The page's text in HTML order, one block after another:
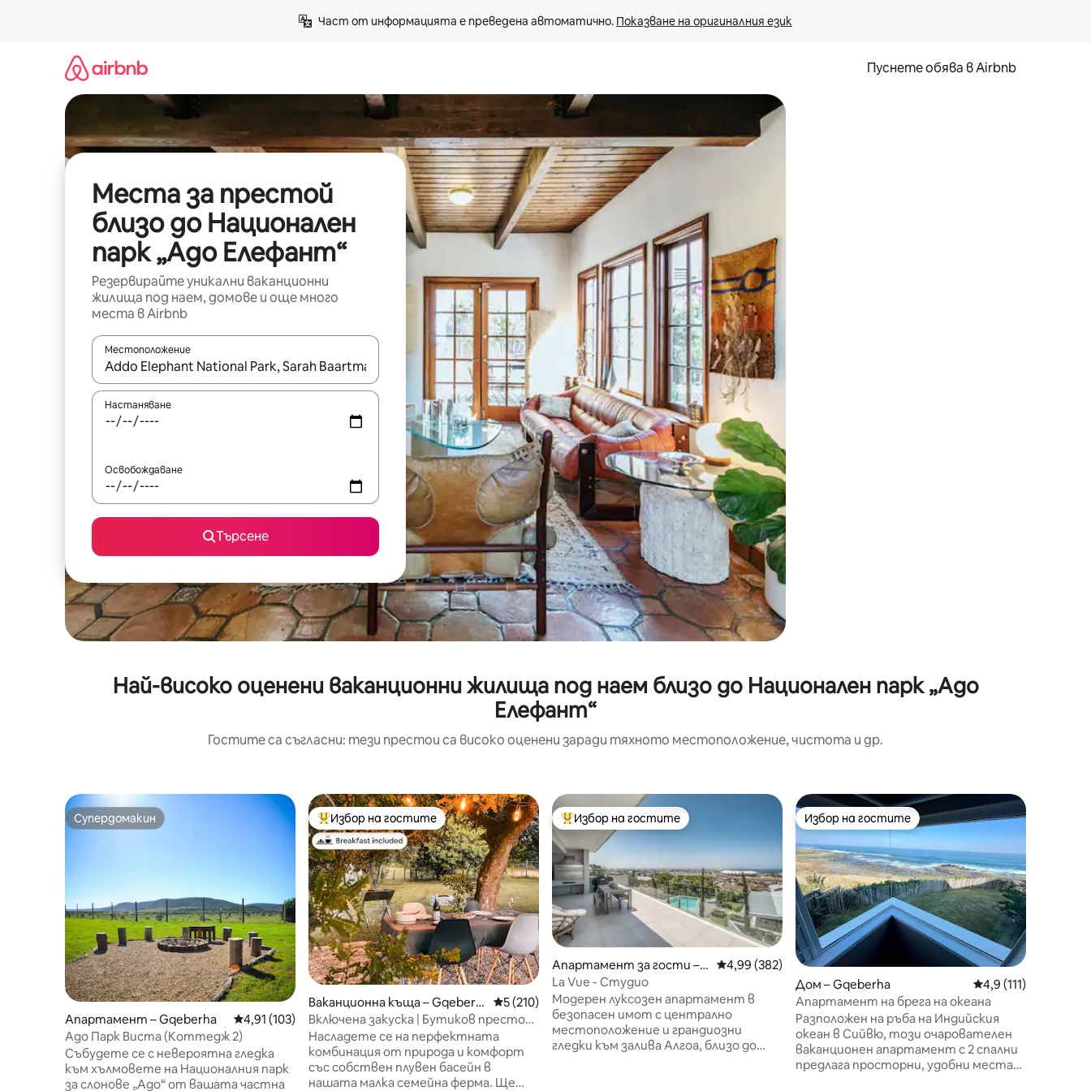
Част от информацията е преведена автоматично. Показване на оригиналния език
Пуснете обява в Airbnb
Места за престой
близо до Национален
парк „Адо Елефант“
Резервирайте уникални ваканционни
жилища под наем, домове и още много
места в Airbnb
Местоположение
Когато резултатите се покажат, използвайте клавишите със стрелки нагоре и надолу или навигирайте с докосване или плъзгане.
Настаняване
Освобождаване
Търсене
Най-високо оценени ваканционни жилища под наем близо до Национален парк „Адо
Елефант“
Гостите са съгласни: тези престои са високо оценени заради тяхното местоположение, чистота и др.
Супердомакин
Супердомакин
Апартамент – Gqeberha Средна оценка: 4,91 от 5, 103 отзива
4,91 (103)
Адо Парк Виста (Коттедж 2)
Събудете се с невероятна гледка
към хълмовете на Националния парк
за слонове „Адо“ от вашата частна
Най-популярен избор на гостите
Избор на гостите
Ваканционна къща – Gqeberh
a
Средна оценка: 5 от 5, 210 отзива
5 (210)
Включена закуска | Бутиков престой
в провинцията близо до плажа
Насладете се на перфектната
комбинация от природа и комфорт
със собствен плувен басейн в
нашата малка семейна ферма. Ще
Най-популярен избор на гостите
Избор на гостите
Апартамент за гости –
Gqeberha
Средна оценка: 4,99 от 5, 382 отзива
4,99 (382)
La Vue - Студио
Модерен луксозен апартамент в
безопасен имот с централно
местоположение и грандиозни
гледки към залива Алгоа, близо до
Избор на гостите
Избор на гостите
Дом – Gqeberha Средна оценка: 4,9
4,9 (111)
Апартамент на брега на океана
Разположен на ръба на Индийския
океан в Сийвю, този очарователен
ваканционен апартамент с 2 спални
предлага просторни, удобни места